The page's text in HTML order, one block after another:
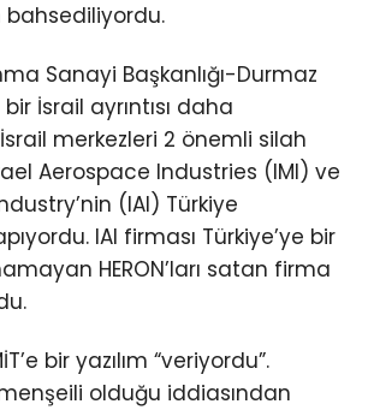
bahsediliyordu.
Sanayi Başkanlığı-Durmaz
İsrail ayrıntısı daha
merkezleri 2 önemli silah
Aerospace Industries (IMI) ve
(IAI) Türkiye
IAI firması Türkiye’ye bir
HERON’ları satan firma
bir yazılım “veriyordu”.
menşeili olduğu iddiasından